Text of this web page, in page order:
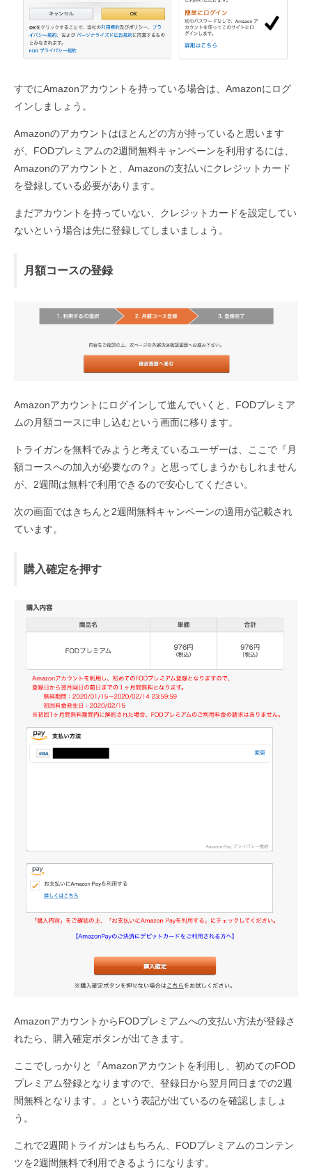
すでにAmazonアカウントを持っている場合は、Amazonにログ
インしましょう。
Amazonのアカウントはほとんどの方が持っていると思います
が、FODプレミアムの2週間無料キャンペーンを利用するには、
Amazonのアカウントと、Amazonの支払いにクレジットカード
を登録している必要があります。
まだアカウントを持っていない、クレジットカードを設定してい
ないという場合は先に登録してしまいましょう。
月額コースの登録
Amazonアカウントにログインして進んでいくと、FODプレミア
ムの月額コースに申し込むという画面に移ります。
トライガンを無料でみようと考えているユーザーは、ここで『月
額コースへの加入が必要なの？』と思ってしまうかもしれません
が、2週間は無料で利用できるので安心してください。
次の画面ではきちんと2週間無料キャンペーンの適用が記載され
ています。
購入確定を押す
AmazonアカウントからFODプレミアムへの支払い方法が登録さ
れたら、購入確定ボタンが出てきます。
ここでしっかりと『Amazonアカウントを利用し、初めてのFOD
プレミアム登録となりますので、登録日から翌月同日までの2週
間無料となります。』という表記が出ているのを確認しましょ
う。
これで2週間トライガンはもちろん、FODプレミアムのコンテン
ツを2週間無料で利用できるようになります。